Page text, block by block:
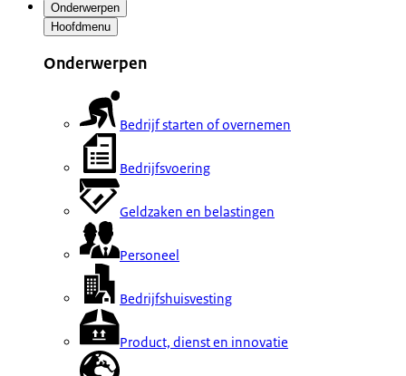
Onderwerpen
Hoofdmenu
Onderwerpen
Bedrijf starten of overnemen
Bedrijfsvoering
Geldzaken en belastingen
Personeel
Bedrijfshuisvesting
Product, dienst en innovatie